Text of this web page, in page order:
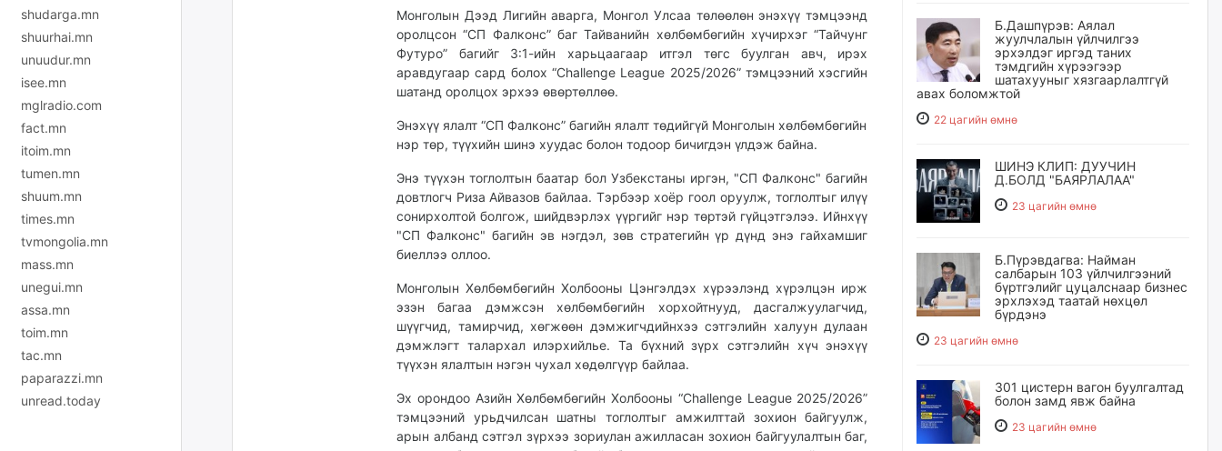
shudarga.mn
shuurhai.mn
unuudur.mn
isee.mn
mglradio.com
fact.mn
itoim.mn
tumen.mn
shuum.mn
times.mn
tvmongolia.mn
mass.mn
unegui.mn
assa.mn
toim.mn
tac.mn
paparazzi.mn
unread.today
Монголын Дээд Лигийн аварга, Монгол Улсаа төлөөлөн энэхүү тэмцээнд
оролцсон “СП Фалконс” баг Тайванийн хөлбөмбөгийн хүчирхэг “Тайчунг
Футуро” багийг 3:1-ийн харьцаагаар итгэл төгс буулган авч, ирэх
аравдугаар сард болох “Challenge League 2025/2026” тэмцээний хэсгийн
шатанд оролцох эрхээ өвөртөллөө.
Энэхүү ялалт “СП Фалконс” багийн ялалт төдийгүй Монголын хөлбөмбөгийн
нэр төр, түүхийн шинэ хуудас болон тодоор бичигдэн үлдэж байна.
Энэ түүхэн тоглолтын баатар бол Узбекстаны иргэн, "СП Фалконс" багийн
довтлогч Риза Айвазов байлаа. Тэрбээр хоёр гоол оруулж, тоглолтыг илүү
сонирхолтой болгож, шийдвэрлэх үүргийг нэр төртэй гүйцэтгэлээ. Ийнхүү
"СП Фалконс" багийн эв нэгдэл, зөв стратегийн үр дүнд энэ гайхамшиг
биеллээ оллоо.
Монголын Хөлбөмбөгийн Холбооны Цэнгэлдэх хүрээлэнд хүрэлцэн ирж
эзэн багаа дэмжсэн хөлбөмбөгийн хорхойтнууд, дасгалжуулагчид,
шүүгчид, тамирчид, хөгжөөн дэмжигчдийнхээ сэтгэлийн халуун дулаан
дэмжлэгт талархал илэрхийлье. Та бүхний зүрх сэтгэлийн хүч энэхүү
түүхэн ялалтын нэгэн чухал хөдөлгүүр байлаа.
Эх орондоо Азийн Хөлбөмбөгийн Холбооны “Challenge League 2025/2026”
тэмцээний урьдчилсан шатны тоглолтыг амжилттай зохион байгуулж,
арын албанд сэтгэл зүрхээ зориулан ажилласан зохион байгуулалтын баг,
Б.Дашпүрэв: Аялал
жуулчлалын үйлчилгээ
эрхэлдэг иргэд таних
тэмдгийн хүрээгээр
шатахууныг хязгаарлалтгүй
авах боломжтой
22 цагийн өмнө
ШИНЭ КЛИП: ДУУЧИН
Д.БОЛД "БАЯРЛАЛАА"
23 цагийн өмнө
Б.Пүрэвдагва: Найман
салбарын 103 үйлчилгээний
бүртгэлийг цуцалснаар бизнес
эрхлэхэд таатай нөхцөл
бүрдэнэ
23 цагийн өмнө
301 цистерн вагон буулгалтад
болон замд явж байна
23 цагийн өмнө